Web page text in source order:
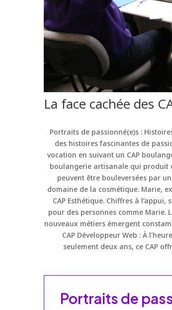
La face cachée des
Portraits de passionné(e)s :
des histoires fascinantes de
vocation en suivant un CAP
boulangerie artisanale qui produit
peuvent être bouleversées par
domaine de la cosmétique. Marie,
CAP Esthétique. Chiffres à
pour des personnes comme Marie.
nouveaux métiers émergent
CAP Développeur Web : À
seulement deux ans, ce CAP
Portraits de